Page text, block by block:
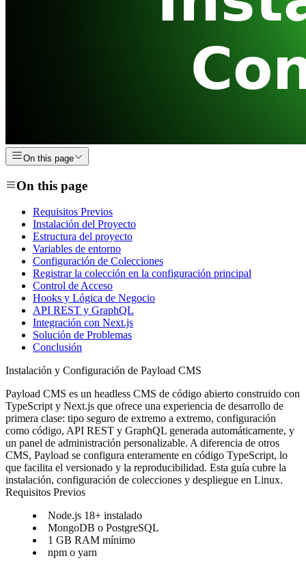
On this page
On this page
Requisitos Previos
Instalación del Proyecto
Estructura del proyecto
Variables de entorno
Configuración de Colecciones
Registrar la colección en la configuración principal
Control de Acceso
Hooks y Lógica de Negocio
API REST y GraphQL
Integración con Next.js
Solución de Problemas
Conclusión
Instalación y Configuración de Payload CMS
Payload CMS es un headless CMS de código abierto construido con
TypeScript y Next.js que ofrece una experiencia de desarrollo de
primera clase: tipo seguro de extremo a extremo, configuración
como código, API REST y GraphQL generada automáticamente, y
un panel de administración personalizable. A diferencia de otros
CMS, Payload se configura enteramente en código TypeScript, lo
que facilita el versionado y la reproducibilidad. Esta guía cubre la
instalación, configuración de colecciones y despliegue en Linux.
Requisitos Previos
Node.js 18+ instalado
MongoDB o PostgreSQL
1 GB RAM mínimo
npm o yarn